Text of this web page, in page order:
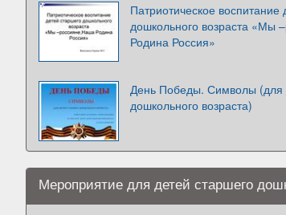
Патриотическое воспитание
дошкольного возраста «Мы
Родина Россия»
День Победы. Символы (для
дошкольного возраста)
Мероприятие для детей старшего